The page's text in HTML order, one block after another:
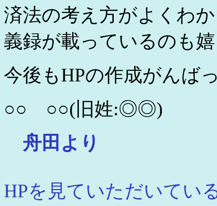
済法の考え方がよくわ
義録が載っているのも
今後もHPの作成がんば
○○ ○○(旧姓:◎◎)
舟田より
HPを見ていただいてい